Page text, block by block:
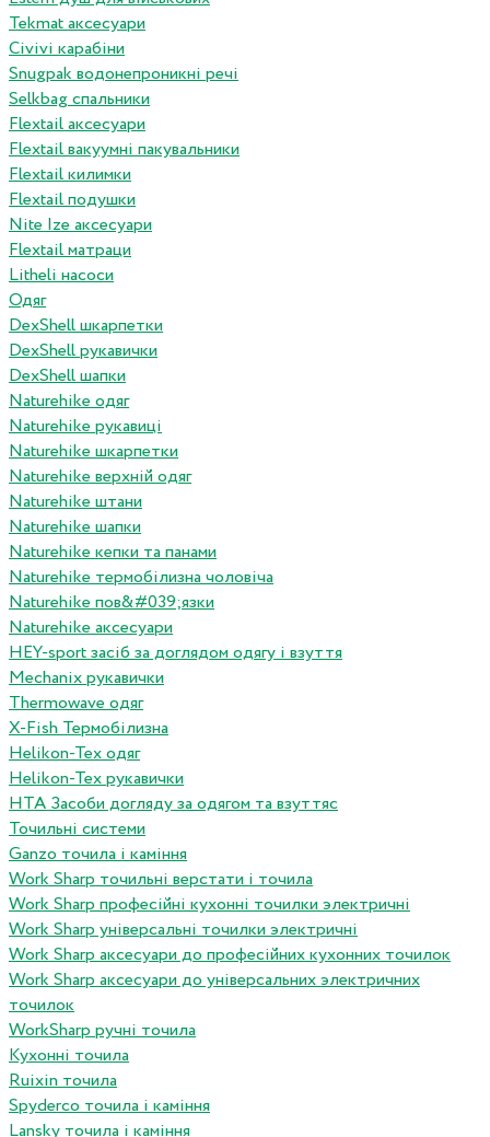
Tekmat аксесуари
Сivivi карабіни
Snugpak водонепроникні речі
Selkbag спальники
Flextail аксесуари
Flextail вакуумні пакувальники
Flextail килимки
Flextail подушки
Nite Ize аксесуари
Flextail матраци
Litheli насоси
Одяг
DexShell шкарпетки
DexShell рукавички
DexShell шапки
Naturehike одяг
Naturehike рукавиці
Naturehike шкарпетки
Naturehike верхній одяг
Naturehike штани
Naturehike шапки
Naturehike кепки та панами
Naturehike термобілизна чоловіча
Naturehike пов&#039;язки
Naturehike аксесуари
HEY-sport засіб за доглядом одягу і взуття
Mechanix рукавички
Thermowave одяг
X-Fish Термобілизна
Helikon-Tex одяг
Helikon-Tex рукавички
HTA Засоби догляду за одягом та взуттяс
Точильні системи
Ganzo точила і каміння
Work Sharp точильні верстати і точила
Work Sharp професiйнi кухоннi точилки электричнi
Work Sharp унiверсальнi точилки электричнi
Work Sharp аксесуари до професiйних кухонних точилок
Work Sharp аксесуари до унiверсальних электричних
точилок
WorkSharp ручні точила
Кухонні точила
Ruixin точила
Spyderco точила і каміння
Lansky точила і каміння